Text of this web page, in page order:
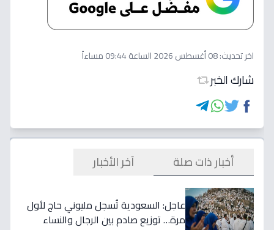
اخر تحديث:08 أغسطس 2026 الساعة 09:44 مساءاً
شارك الخبر
أخبار ذات صلة آخر الأخبار
عاجل: السعودية تُسجل مليوني حاج لأول
مرة… توزيع صادم بين الرجال والنساء